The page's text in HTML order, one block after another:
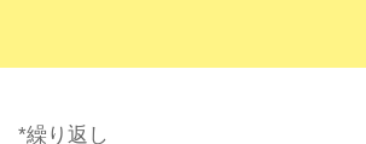
*繰り返し